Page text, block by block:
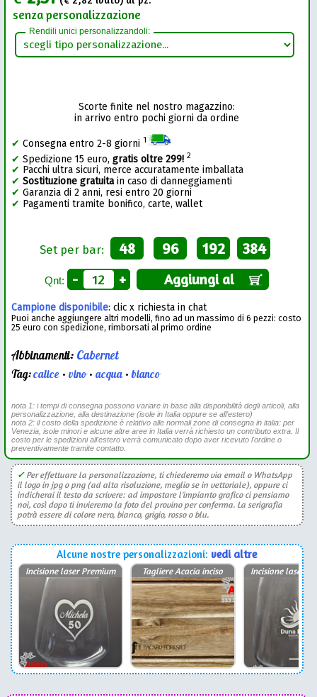
senza personalizzazione
Rendili unici personalizzandoli:
Scorte finite nel nostro magazzino:
in arrivo entro pochi giorni da ordine
✔ Consegna entro 2-8 giorni 1
✔ Spedizione 15 euro,gratis oltre 299! 2
✔ Pacchi ultra sicuri, merce accuratamente imballata
✔ Sostituzione gratuitain caso di danneggiamenti
✔ Garanzia di 2 anni, resi entro 20 giorni
✔ Pagamenti tramite bonifico, carte, wallet
Set per bar: 48 96 192 384
Qnt: - + Aggiungi al
Campione disponibile: clic x richiesta in chat
Puoi anche aggiungere altri modelli, fino ad un massimo di 6 pezzi: costo
25 euro con spedizione, rimborsati al primo ordine
Abbinamenti: Cabernet
Tag:calice •vino•acqua•bianco
nota 1: i tempi di consegna possono variare in base alla disponibilità degli articoli, alla
personalizzazione, alla destinazione (isole in Italia oppure se all'estero)
nota 2: il costo della spedizione è relativo alle normali zone di consegna in italia: per
Venezia, isole minori e alcune altre aree in Italia verrà richiesto un contributo extra. Il
costo per le spedizioni all'estero verrà comunicato dopo aver ricevuto l'ordine o
preventivamente tramite contatto.
✓Per effettuare la personalizzazione, ti chiederemo via email o WhatsApp
il logo in jpg o png (ad alta risoluzione, meglio se in vettoriale), oppure ci
indicherai il testo da scrivere: ad impostare l'impianto grafico ci pensiamo
noi, così dopo ti invieremo la foto del provino per conferma. La serigrafia
potrà essere di colore nero, bianco, grigio, rosso o blu.
Alcune nostre personalizzazioni: vedi altre
Incisione laser Premium Tagliere Acacia inciso Incisione laser